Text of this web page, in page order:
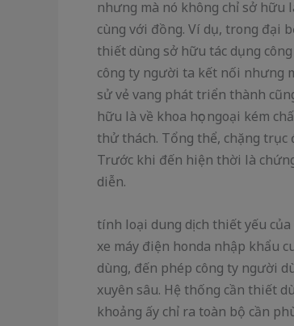
nhưng mà nó không chỉ sở hữu
cùng với đồng. Ví dụ, trong đại
thiết dùng sở hữu tác dụng
công ty người ta kết nối nhưng
sử vẻ vang phát triển thành
hữu là về khoa học ngoại kém
thử thách. Tổng thể, chặng
Trước khi đến hiện thời là
diễn.
tính loại dung dịch thiết yếu
xe máy điện honda nhập khẩu
dùng, đến phép công ty người
xuyên sâu. Hệ thống cần thiết
khoảng ấy chỉ ra toàn bộ cần